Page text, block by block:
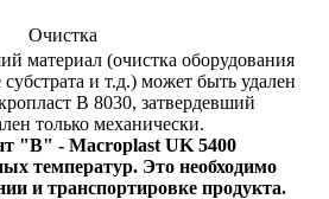
Очистка
материал (очистка оборудования
субстрата и т.д.) может быть удален
В 8030, затвердевший
только механически.
"В" - Macroplast UK 5400
температур. Это необходимо
и транспортировке продукта.